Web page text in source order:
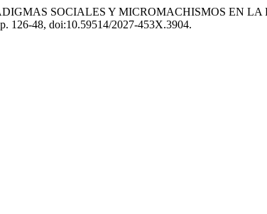
SOCIALES Y MICROMACHISMOS EN
126-48, doi:10.59514/2027-453X.3904.